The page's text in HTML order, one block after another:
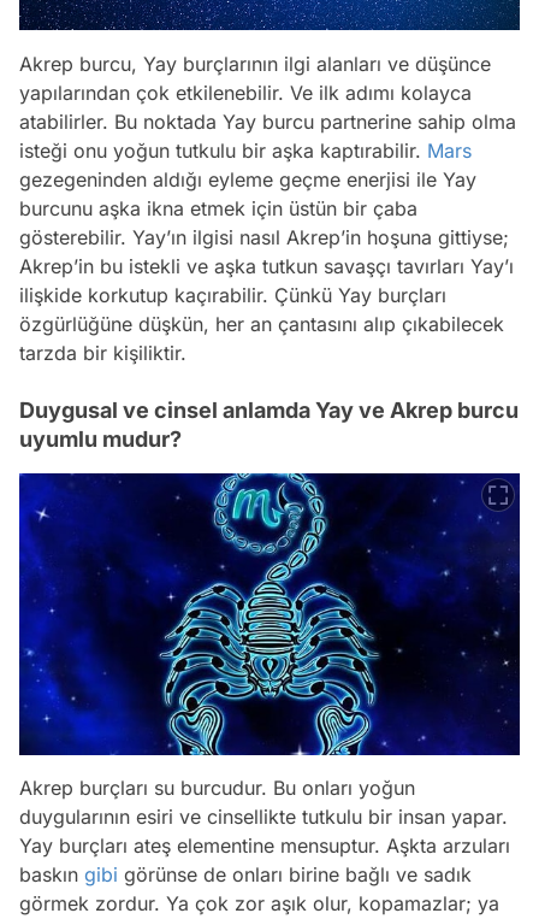
Akrep burcu, Yay burçlarının ilgi alanları ve düşünce
yapılarından çok etkilenebilir. Ve ilk adımı kolayca
atabilirler. Bu noktada Yay burcu partnerine sahip olma
isteği onu yoğun tutkulu bir aşka kaptırabilir. Mars
gezegeninden aldığı eyleme geçme enerjisi ile Yay
burcunu aşka ikna etmek için üstün bir çaba
gösterebilir. Yay’ın ilgisi nasıl Akrep’in hoşuna gittiyse;
Akrep’in bu istekli ve aşka tutkun savaşçı tavırları Yay’ı
ilişkide korkutup kaçırabilir. Çünkü Yay burçları
özgürlüğüne düşkün, her an çantasını alıp çıkabilecek
tarzda bir kişiliktir.
Duygusal ve cinsel anlamda Yay ve Akrep burcu
uyumlu mudur?
Akrep burçları su burcudur. Bu onları yoğun
duygularının esiri ve cinsellikte tutkulu bir insan yapar.
Yay burçları ateş elementine mensuptur. Aşkta arzuları
baskın gibi görünse de onları birine bağlı ve sadık
görmek zordur. Ya çok zor aşık olur, kopamazlar; ya